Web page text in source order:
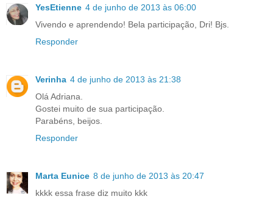
YesEtienne 4 de junho de 2013 às 06:00
Vivendo e aprendendo! Bela participação, Dri! Bjs.
Responder
Verinha 4 de junho de 2013 às 21:38
Olá Adriana.
Gostei muito de sua participação.
Parabéns, beijos.
Responder
Marta Eunice 8 de junho de 2013 às 20:47
kkkk essa frase diz muito kkk